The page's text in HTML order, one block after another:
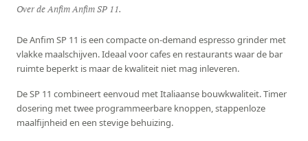
Over de Anfim Anfim SP 11.
De Anfim SP 11 is een compacte on-demand espresso grinder met
vlakke maalschijven. Ideaal voor cafes en restaurants waar de bar
ruimte beperkt is maar de kwaliteit niet mag inleveren.
De SP 11 combineert eenvoud met Italiaanse bouwkwaliteit. Timer
dosering met twee programmeerbare knoppen, stappenloze
maalfijnheid en een stevige behuizing.